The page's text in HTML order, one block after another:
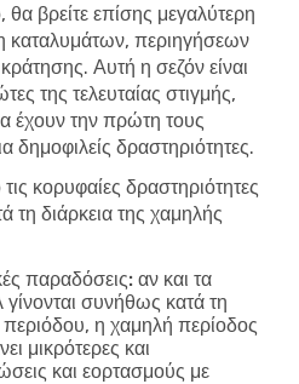
βρείτε επίσης μεγαλύτερη
καταλυμάτων, περιηγήσεων
Αυτή η σεζόν είναι
της τελευταίας στιγμής,
έχουν την πρώτη τους
δημοφιλείς δραστηριότητες.
κορυφαίες δραστηριότητες
τη διάρκεια της χαμηλής
παραδόσεις: αν και τα
γίνονται συνήθως κατά τη
περιόδου, η χαμηλή περίοδος
μικρότερες και
και εορτασμούς με